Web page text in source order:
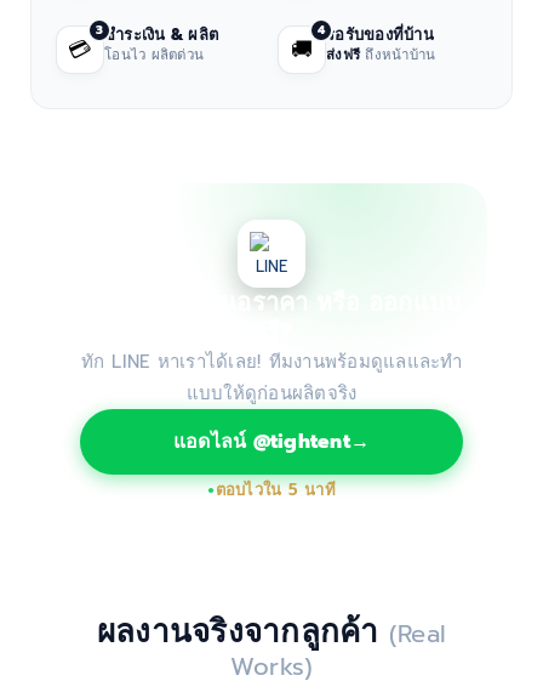
💳
3ชำระเงิน & ผลิต
โอนไว ผลิตด่วน 🚚
4รอรับของที่บ้าน
ส่งฟรีถึงหน้าบ้าน
ต้องการใบเสนอราคา หรือ ออกแบบ
ทัก LINE หาเราได้เลย! ทีมงานพร้อมดูแลและทำ
แบบให้ดูก่อนผลิตจริง
แอดไลน์ @tightent→
ตอบไวใน 5 นาที
ผลงานจริงจากลูกค้า (Real
Works)